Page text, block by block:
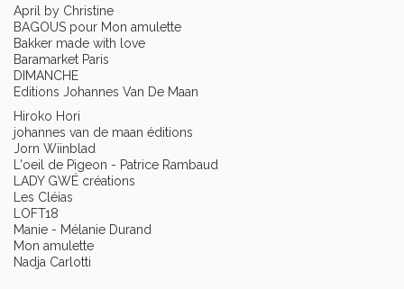
April by Christine
BAGOUS pour Mon amulette
Bakker made with love
Baramarket Paris
DIMANCHE
Editions Johannes Van De Maan
Hiroko Hori
johannes van de maan éditions
Jorn Wiinblad
L'oeil de Pigeon - Patrice Rambaud
LADY GWÉ créations
Les Cléias
LOFT18
Manie - Mélanie Durand
Mon amulette
Nadja Carlotti